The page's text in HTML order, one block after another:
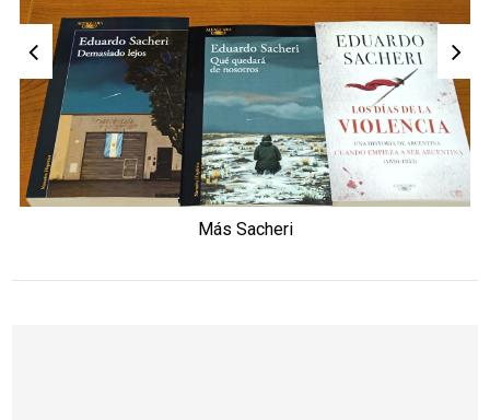
Más Sacheri